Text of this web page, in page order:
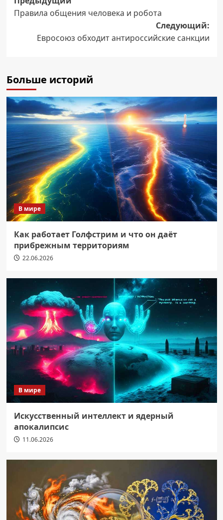
записи
Правила общения человека и робота
Следующий:
Евросоюз обходит антироссийские санкции
Больше историй
В мире
Как работает Голфстрим и что он даёт
прибрежным территориям
22.06.2026
В мире
Искусственный интеллект и ядерный
апокалипсис
11.06.2026